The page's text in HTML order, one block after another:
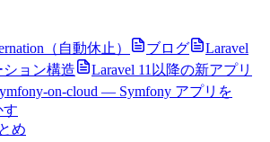
（自動休止） ブログ
Laravel
ション構造
Laravel 11以降の新アプリ
on-cloud — Symfony アプリを
す
め